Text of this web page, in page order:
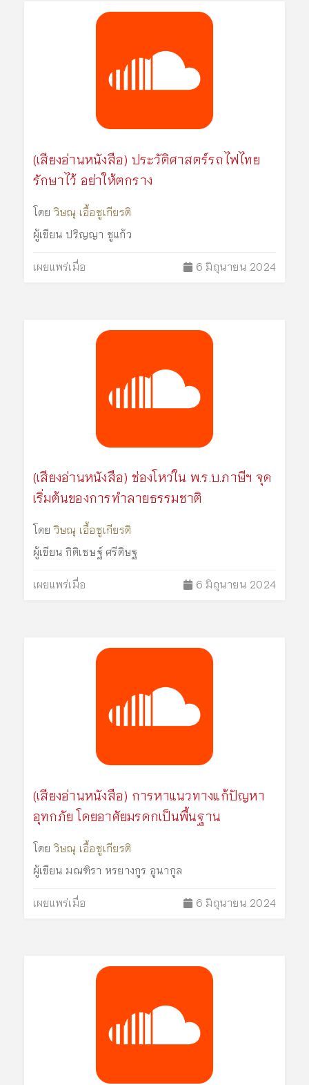
(เสียงอ่านหนังสือ) ประวัติศาสตร์รถไฟไทย
รักษาไว้ อย่าให้ตกราง
โดย วิษณุ เอื้อชูเกียรติ
ผู้เขียน ปริญญา ชูแก้ว
เผยแพร่เมื่อ 6 มิถุนายน 2024
(เสียงอ่านหนังสือ) ช่องโหว่ใน พ.ร.บ.ภาษีฯ จุด
เริ่มต้นของการทำลายธรรมชาติ
โดย วิษณุ เอื้อชูเกียรติ
ผู้เขียน กิติเชษฐ์ ศรีดิษฐ
เผยแพร่เมื่อ 6 มิถุนายน 2024
(เสียงอ่านหนังสือ) การหาแนวทางแก้ปัญหา
อุทกภัย โดยอาศัยมรดกเป็นพื้นฐาน
โดย วิษณุ เอื้อชูเกียรติ
ผู้เขียน มณฑิรา หรยางกูร อูนากูล
เผยแพร่เมื่อ 6 มิถุนายน 2024